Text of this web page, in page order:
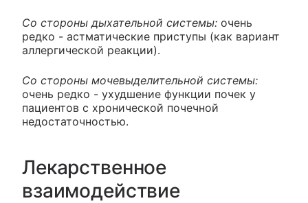
Со стороны дыхательной системы: очень
редко - астматические приступы (как вариант
аллергической реакции).
Со стороны мочевыделительной системы:
очень редко - ухудшение функции почек у
пациентов с хронической почечной
недостаточностью.
Лекарственное
взаимодействие